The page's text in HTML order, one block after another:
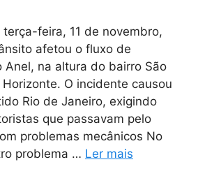
feira, 11 de novembro,
afetou o fluxo de
Anel, na altura do bairro São
O incidente causou
Rio de Janeiro, exigindo
que passavam pelo
problemas mecânicos No
problema … Ler mais